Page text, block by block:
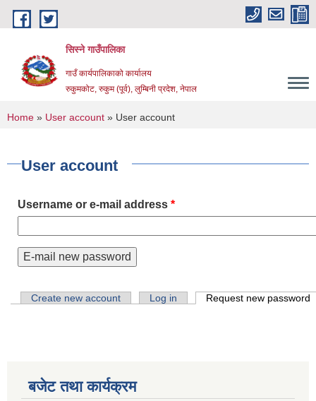
Skip to main content
सिस्ने गाउँपालिका
गाउँ कार्यपालिकाको कार्यालय
रुकुमकोट, रुकुम (पूर्व), लुम्बिनी प्रदेश, नेपाल
You are here
Home » User account » User account
User account
Username or e-mail address *
Primary tabs
Create new account Log in Request new password
बजेट तथा कार्यक्रम